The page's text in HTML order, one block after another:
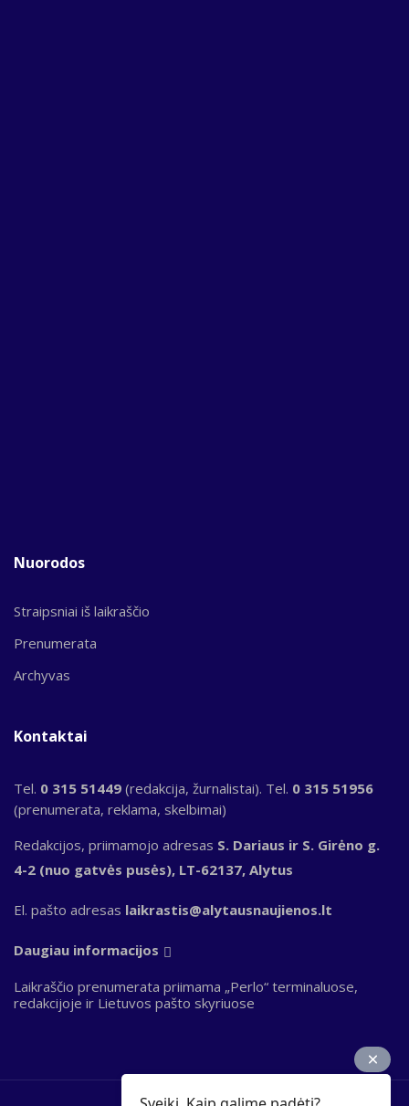
Nuorodos
Straipsniai iš laikraščio
Prenumerata
Archyvas
Kontaktai
Tel. 0 315 51449 (redakcija, žurnalistai). Tel. 0 315 51956
(prenumerata, reklama, skelbimai)
Redakcijos, priimamojo adresas S. Dariaus ir S. Girėno g.
4-2 (nuo gatvės pusės), LT-62137, Alytus
El. pašto adresas laikrastis@alytausnaujienos.lt
Daugiau informacijos
Laikraščio prenumerata priimama „Perlo“ terminaluose,
redakcijoje ir Lietuvos pašto skyriuose